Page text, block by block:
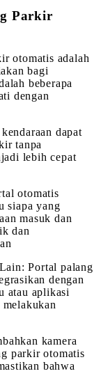
Parkir
otomatis adalah
bagi
beberapa
dengan
dapat
tanpa
lebih cepat
otomatis
siapa yang
masuk dan
dan
Portal palang
dengan
atau aplikasi
kamera
parkir otomatis
bahwa